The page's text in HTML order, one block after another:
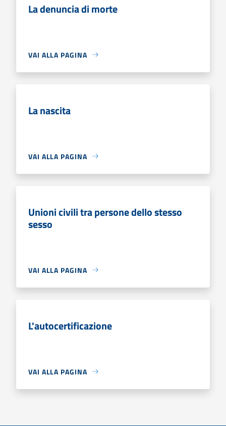
La denuncia di morte
VAI ALLA PAGINA
La nascita
VAI ALLA PAGINA
Unioni civili tra persone dello stesso
sesso
VAI ALLA PAGINA
L'autocertificazione
VAI ALLA PAGINA